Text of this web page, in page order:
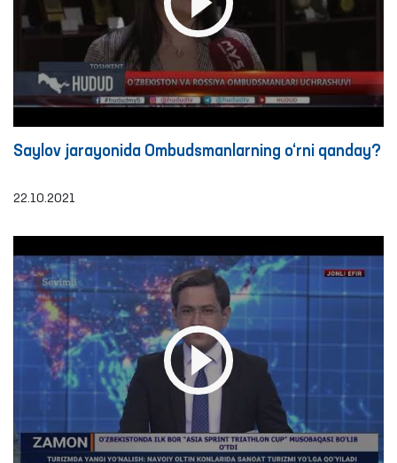
Saylov jarayonida Ombudsmanlarning o‘rni qanday?
22.10.2021